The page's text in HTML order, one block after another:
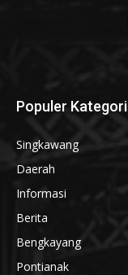
Populer Kategori
Singkawang
Daerah
Informasi
Berita
Bengkayang
Pontianak